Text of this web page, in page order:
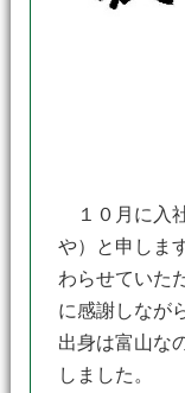
１０月に入
や）と申しま
わらせていた
に感謝しなが
出身は富山な
しました。